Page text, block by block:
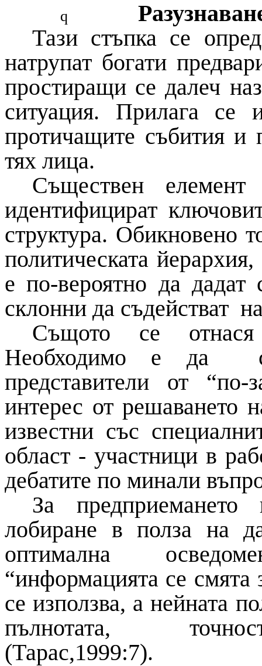
q
Тази стъпка се
натрупат богати
простиращи се далеч
ситуация. Прилага се
протичащите събития и
тях лица.
Съществен
идентифицират
структура. Обикновено
политическата
е по-вероятно да
склонни да съдействат
Същото се отнася
Необходимо е да
представители от
интерес от решаването
известни със
област - участници в
дебатите по минали
За
лобиране в полза на
оптимална
“информацията се
се използва, а нейната
пълнотата,
(Тарас,1999:7).